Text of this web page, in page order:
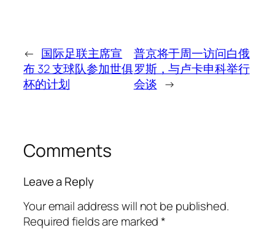
← 国际足联主席宣
布 32 支球队参加世俱
杯的计划
普京将于周一访问白俄
罗斯，与卢卡申科举行
会谈 →
Comments
Leave a Reply
Your email address will not be published.
Required fields are marked*